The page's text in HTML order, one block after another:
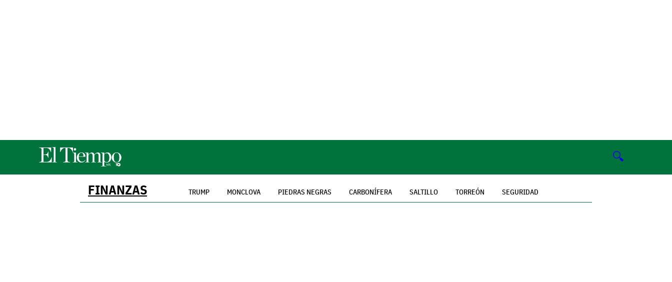
🔍
FINANZAS TRUMP MONCLOVA PIEDRAS NEGRAS CARBONÍFERA SALTILLO TORREÓN SEGURIDAD